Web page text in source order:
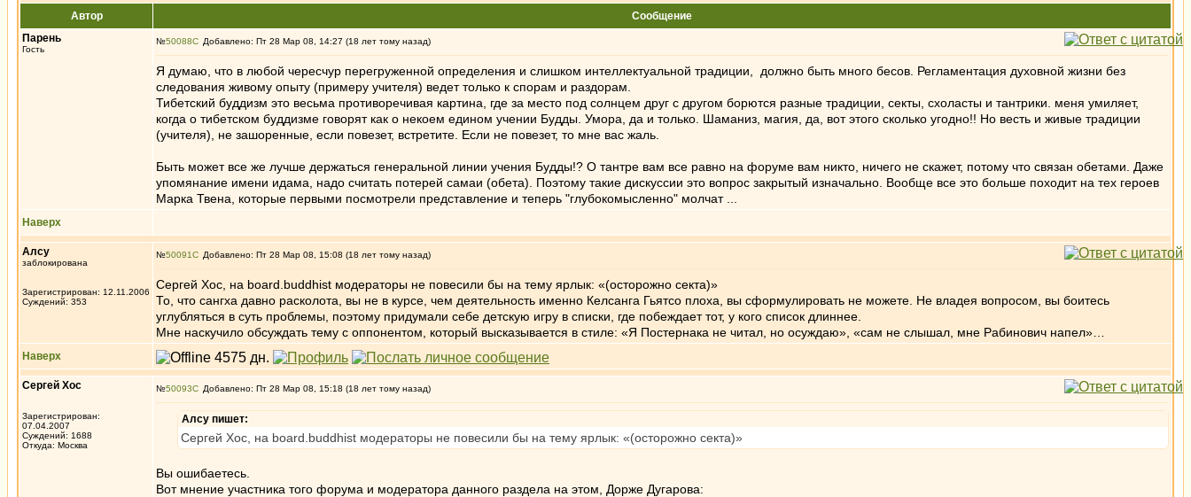
Автор
Сообщение
Парень
Гость
№50088 Добавлено: Пт 28 Мар 08, 14:27 (18 лет тому назад)
Я думаю, что в любой чересчур перегруженной определения и слишком интеллектуальной традиции, должно быть много бесов. Регламентация духовной жизни без
следования живому опыту (примеру учителя) ведет только к спорам и раздорам.
Тибетский буддизм это весьма противоречивая картина, где за место под солнцем друг с другом борются разные традиции, секты, схоласты и тантрики. меня умиляет,
когда о тибетском буддизме говорят как о некоем едином учении Будды. Умора, да и только. Шаманиз, магия, да, вот этого сколько угодно!! Но весть и живые традиции
(учителя), не зашоренные, если повезет, встретите. Если не повезет, то мне вас жаль.
Быть может все же лучше держаться генеральной линии учения Будды!? О тантре вам все равно на форуме вам никто, ничего не скажет, потому что связан обетами. Даже
упомянание имени идама, надо считать потерей самаи (обета). Поэтому такие дискуссии это вопрос закрытый изначально. Вообще все это больше походит на тех героев
Марка Твена, которые первыми посмотрели представление и теперь "глубокомысленно" молчат ...
Наверх
Алсу
заблокирована
Зарегистрирован: 12.11.2006
Суждений: 353
№50091 Добавлено: Пт 28 Мар 08, 15:08 (18 лет тому назад)
Сергей Хос, на board.buddhist модераторы не повесили бы на тему ярлык: «(осторожно секта)»
То, что сангха давно расколота, вы не в курсе, чем деятельность именно Келсанга Гьятсо плоха, вы сформулировать не можете. Не владея вопросом, вы боитесь
углубляться в суть проблемы, поэтому придумали себе детскую игру в списки, где побеждает тот, у кого список длиннее.
Мне наскучило обсуждать тему с оппонентом, который высказывается в стиле: «Я Постернака не читал, но осуждаю», «сам не слышал, мне Рабинович напел»…
Наверх
Сергей Хос
Зарегистрирован:
07.04.2007
Суждений: 1688
Откуда: Москва
№50093 Добавлено: Пт 28 Мар 08, 15:18 (18 лет тому назад)
Алсу пишет:
Сергей Хос, на board.buddhist модераторы не повесили бы на тему ярлык: «(осторожно секта)»
Вы ошибаетесь.
Вот мнение участника того форума и модератора данного раздела на этом, Дорже Дугарова: